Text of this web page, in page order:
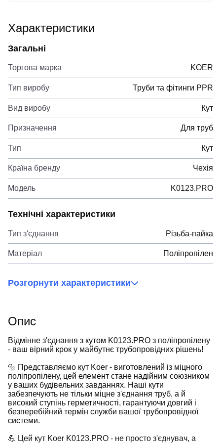
Характеристики
Загальні
Торгова марка KOER
Тип виробу Труби та фітинги PPR
Вид виробу Кут
Призначення Для труб
Тип Кут
Країна бренду Чехія
Модель K0123.PRO
Технічні характеристики
Тип з'єднання Різьба-пайка
Матеріал Поліпропілен
Розгорнути характеристики
Опис
Відмінне з'єднання з кутом K0123.PRO з поліпропілену
- ваш вірний крок у майбутнє трубопровідних рішень!
🔩 Представляємо кут Koer - виготовлений із міцного
поліпропілену, цей елемент стане надійним союзником
у ваших будівельних завданнях. Наші кути
забезпечують не тільки міцне з'єднання труб, а й
високий ступінь герметичності, гарантуючи довгий і
безперебійний термін служби вашої трубопровідної
системи.
💪 Цей кут Koer K0123.PRO - не просто з'єднувач, а